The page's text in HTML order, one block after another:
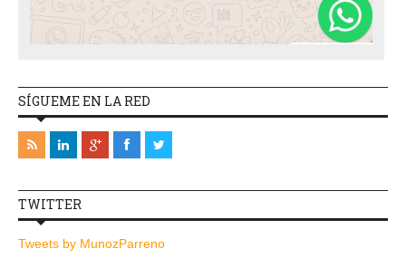
SÍGUEME EN LA RED
TWITTER
Tweets by MunozParreno